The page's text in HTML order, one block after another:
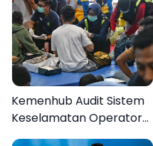
Kemenhub Audit Sistem
Keselamatan Operator
KMP Mutiara Sentosa II